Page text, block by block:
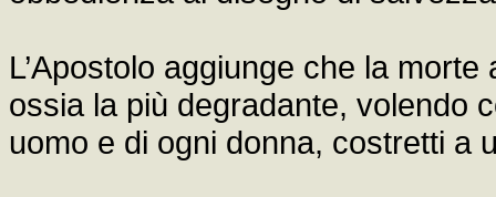
L’Apostolo aggiunge che la
ossia la più degradante, volendo
uomo e di ogni donna, costretti a